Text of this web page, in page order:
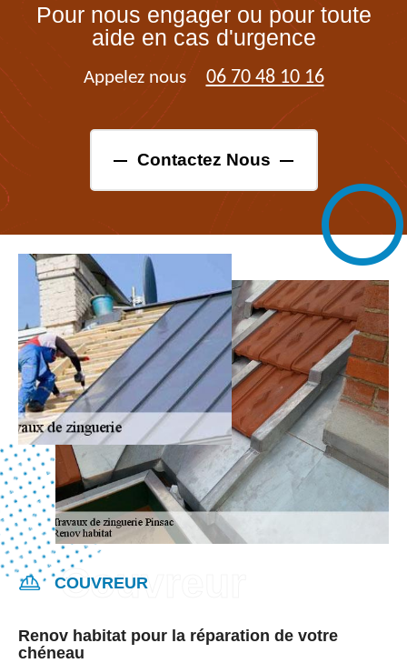
Pour nous engager ou pour toute
aide en cas d'urgence
Appelez nous 06 70 48 10 16
Contactez Nous
COUVREUR
Renov habitat pour la réparation de votre
chéneau